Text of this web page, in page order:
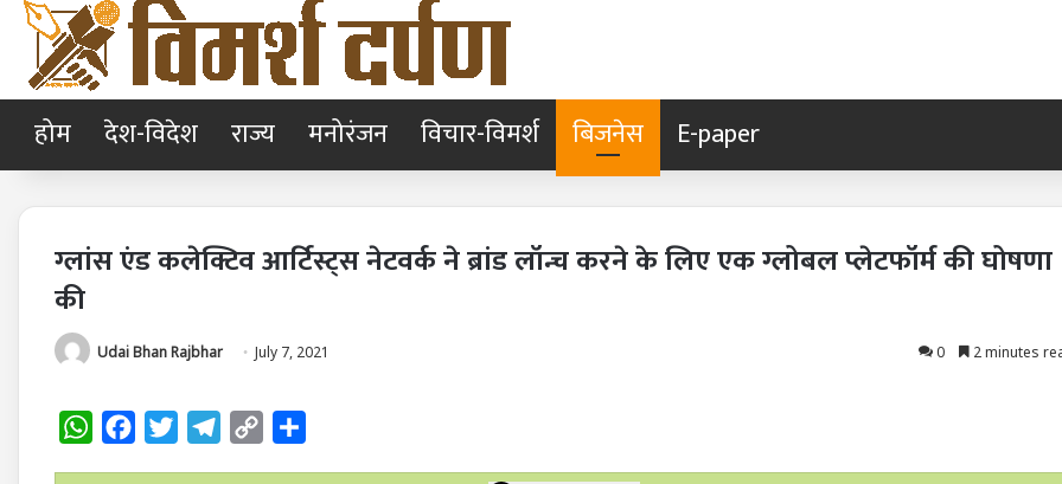
होम देश-विदेश राज्य मनोरंजन विचार-विमर्श बिजनेस E-paper
ग्लांस एंड कलेक्टिव आर्टिस्ट्स नेटवर्क ने ब्रांड लॉन्च करने के लिए एक ग्लोबल प्लेटफॉर्म की घोषणा
की
Udai Bhan Rajbhar July 7, 2021 0 2 minutes
W